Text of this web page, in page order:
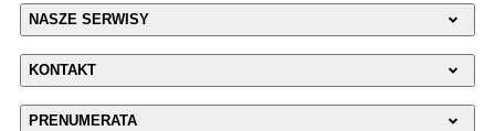
NASZE SERWISY
KONTAKT
PRENUMERATA